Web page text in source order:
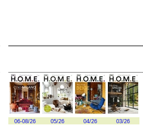
06-08/26 05/26 04/26 03/26